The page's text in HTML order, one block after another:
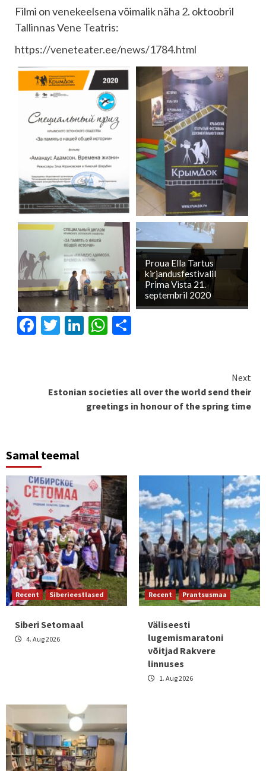
Filmi on venekeelsena võimalik näha 2. oktoobril
Tallinnas Vene Teatris:
https://veneteater.ee/news/1784.html
Proua Ella Tartus
kirjandusfestivalil
Prima Vista 21.
septembril 2020
Facebook
Twitter
LinkedIn
WhatsApp
Reading
Next
Estonian societies all over the world send their
greetings in honour of the spring time
Samal teemal
Recent Siberieestlased
Siberi Setomaal
4. Aug 2026
Recent Prantsusmaa
Väliseesti
lugemismaratoni
võitjad Rakvere
linnuses
1. Aug 2026